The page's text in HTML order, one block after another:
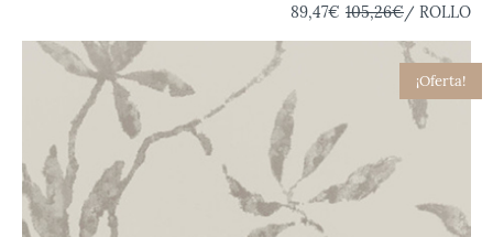
89,47€ 105,26€/ ROLLO
¡Oferta!